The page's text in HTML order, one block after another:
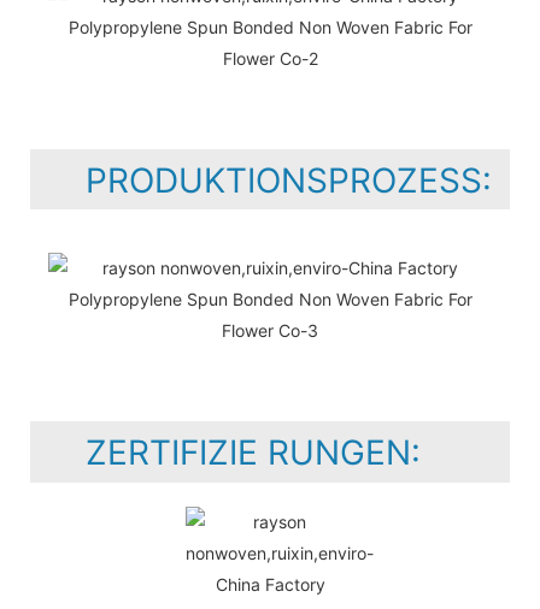
PRODUKTIONSPROZESS:
ZERTIFIZIE RUNGEN: